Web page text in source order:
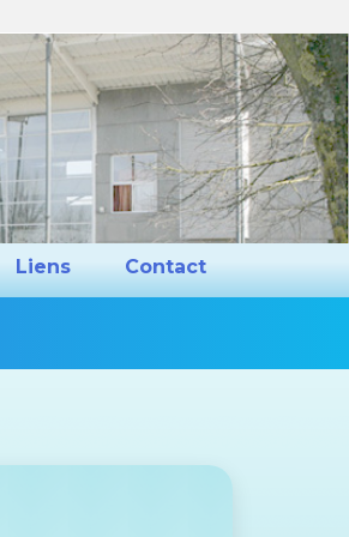
Liens Contact
êtes
Restauration Liens